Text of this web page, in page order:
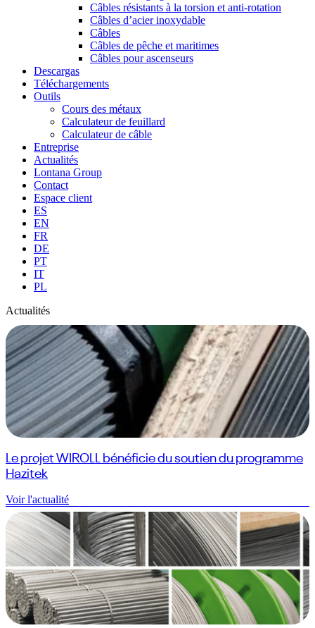
Câbles résistants à la torsion et anti-rotation
Câbles d’acier inoxydable
Câbles
Câbles de pêche et maritimes
Câbles pour ascenseurs
Descargas
Téléchargements
Outils
Cours des métaux
Calculateur de feuillard
Calculateur de câble
Entreprise
Actualités
Lontana Group
Contact
Espace client
ES
EN
FR
DE
PT
IT
PL
Actualités
Le projet WIROLL bénéficie du soutien du programme
Hazitek
Voir l'actualité